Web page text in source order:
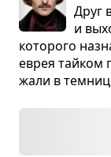
Друг
и
кото­рого
еврея тайком
жали в